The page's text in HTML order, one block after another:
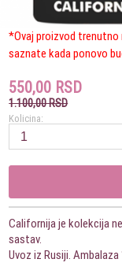
*Ovaj proizvod trenutno
saznate kada ponovo
550,00 RSD
1.100,00 RSD
Kolicina:
Californija je kolekcija
sastav.
Uvoz iz Rusiji. Ambalaza